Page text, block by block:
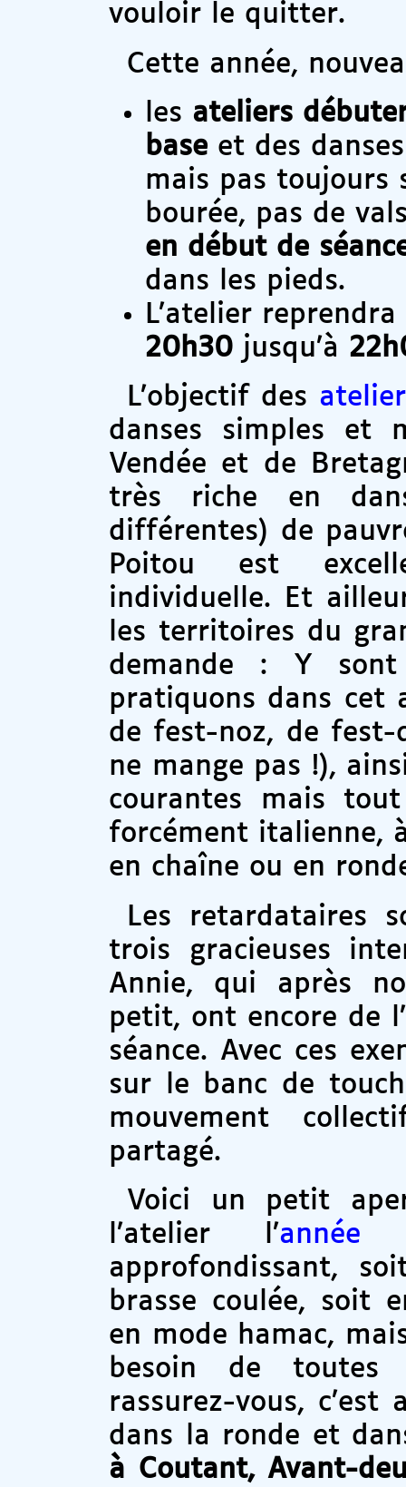
vouloir le quitter.
Cette année,
les ateliers
base et des
mais pas toujours
bourée, pas de
en début de
dans les pieds.
L’atelier
20h30 jusqu’à
L’objectif des
danses simples et
Vendée et de
très riche en
différentes) de
Poitou est
individuelle. Et
les territoires du
demande : Y
pratiquons dans cet
de fest-noz, de fest-
ne mange pas !),
courantes mais
forcément italienne,
en chaîne ou en
Les retardataires
trois gracieuses
Annie, qui après
petit, ont encore de
séance. Avec ces
sur le banc de
mouvement
partagé.
Voici un petit
l’atelier l’année
approfondissant,
brasse coulée, soit
en mode hamac,
besoin de toutes
rassurez-vous,
dans la ronde et
à Coutant, Avant-